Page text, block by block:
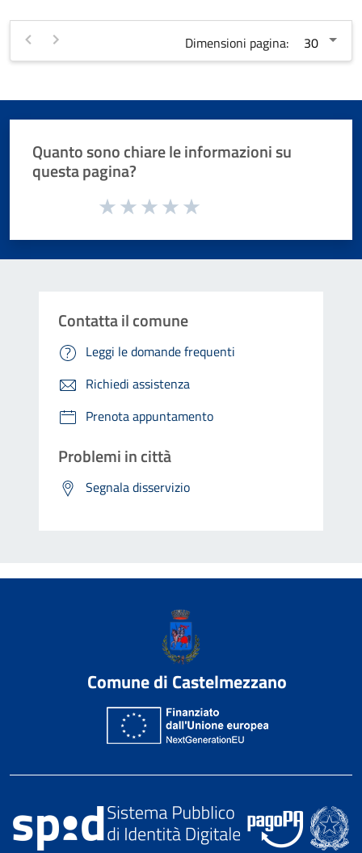
Dimensioni pagina:
Quanto sono chiare le informazioni su
questa pagina?
Valuta da 1 a 5 stelle la pagina
Contatta il comune
Leggi le domande frequenti
Richiedi assistenza
Prenota appuntamento
Problemi in città
Segnala disservizio
Comune di Castelmezzano